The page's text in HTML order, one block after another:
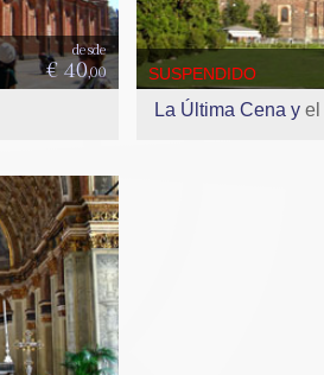
desde
€ 40,00 SUSPENDIDO
La Última Cena yel